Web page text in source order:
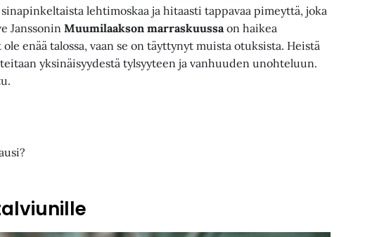
lehtimoskaa ja hitaasti tappavaa pimeyttä, joka
Janssonin Muumilaakson marraskuussa on haikea
enää talossa, vaan se on täyttynyt muista otuksista. Heistä
yksinäisyydestä tylsyyteen ja vanhuuden unohteluun.